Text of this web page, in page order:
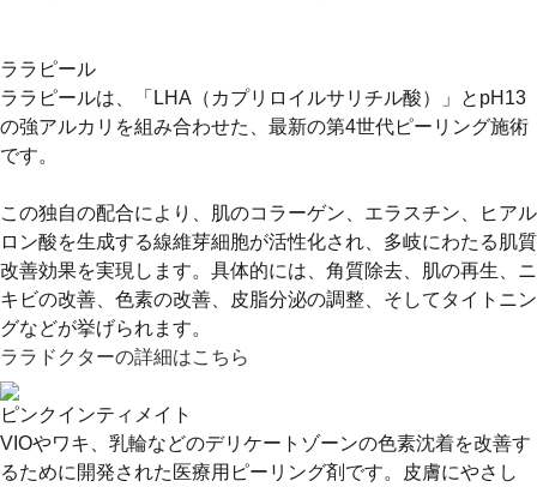
ララピール
ララピールは、「LHA（カプリロイルサリチル酸）」とpH13
の強アルカリを組み合わせた、最新の第4世代ピーリング施術
です。
この独自の配合により、肌のコラーゲン、エラスチン、ヒアル
ロン酸を生成する線維芽細胞が活性化され、多岐にわたる肌質
改善効果を実現します。具体的には、角質除去、肌の再生、ニ
キビの改善、色素の改善、皮脂分泌の調整、そしてタイトニン
グなどが挙げられます。
ララドクターの詳細はこちら
ピンクインティメイト
VIOやワキ、乳輪などのデリケートゾーンの色素沈着を改善す
るために開発された医療用ピーリング剤です。皮膚にやさし